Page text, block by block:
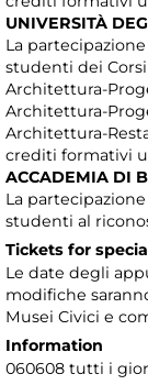
UNIVERSITÀ
La
studenti dei
Architettura-
Architettura-
Architettura-
crediti formativi
ACCADEMIA DI
La
studenti al
Tickets for
Le date degli
modifiche
Musei Civici e
Information
060608 tutti i